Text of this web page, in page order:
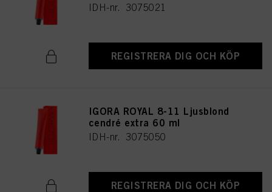
IDH-nr. 3075021
REGISTRERA DIG OCH KÖP
IGORA ROYAL 8-11 Ljusblond
cendré extra 60 ml
IDH-nr. 3075050
REGISTRERA DIG OCH KÖP